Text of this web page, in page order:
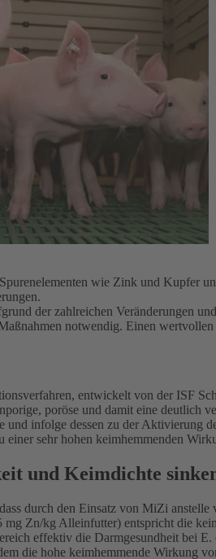
wie Zink und Kupfer
der zahlreichen Veränderungen
notwendig. Einen
entwickelt von der ISF
poröse und damit eine
infolge dessen zu der Aktivierung
sehr hohen keimhemmenden
und Keimdichte
durch den Einsatz von MiZi
mg Zn/kg Alleinfutter) entspricht die
effektiv die Darmgesundheit bei
die hohe keimhemmende